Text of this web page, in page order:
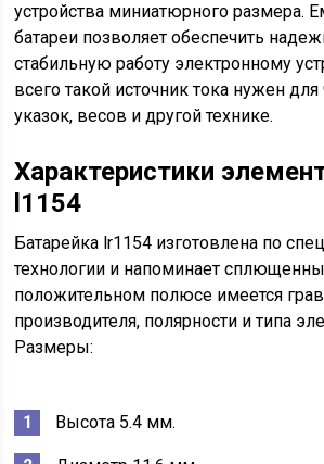
устройства миниатюрного размера.
батареи позволяет обеспечить
стабильную работу электронному
всего такой источник тока нужен
указок, весов и другой технике.
Характеристики
l1154
Батарейка lr1154 изготовлена по
технологии и напоминает
положительном полюсе имеется
производителя, полярности и типа
Размеры:
Высота 5.4 мм.